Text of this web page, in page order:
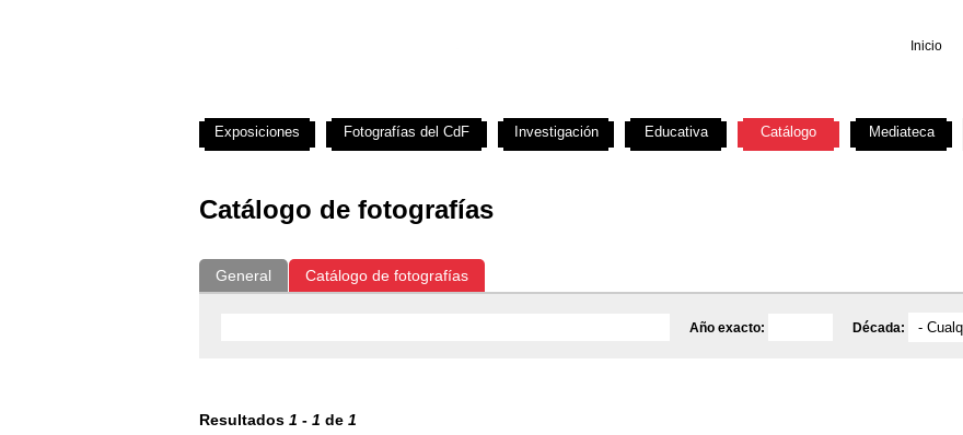
Inicio
Catálogo de fotografías
General Catálogo de fotografías
Año exacto: Década:
Resultados 1 - 1 de 1
Exposiciones Fotografías del CdF Investigación Educativa Catálogo Mediateca